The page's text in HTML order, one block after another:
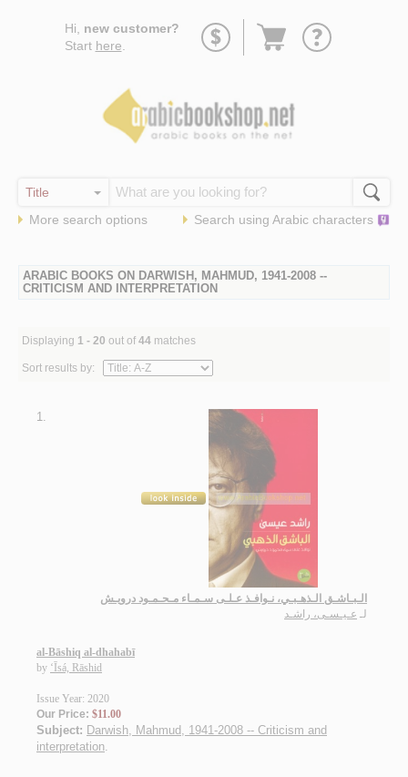
Hi, new customer?
Start here
Go
More search options Search using Arabic characters
ARABIC BOOKS ON DARWISH, MAHMUD, 1941-2008 --
CRITICISM AND INTERPRETATION
Displaying 1 - 20 out of 44 matches
Sort results by:
1.
الـبـاشـق الـذهـبـي، نـوافـذ عـلـى سـمـاء مـحـمـود درويـش
لـ عـيـسـى، راشـد
al-Bāshiq al-dhahabī
by ‘Īsá, Rāshid
Issue Year: 2020
Our Price: $11.00
Subject: Darwish, Mahmud, 1941-2008 -- Criticism and
interpretation.